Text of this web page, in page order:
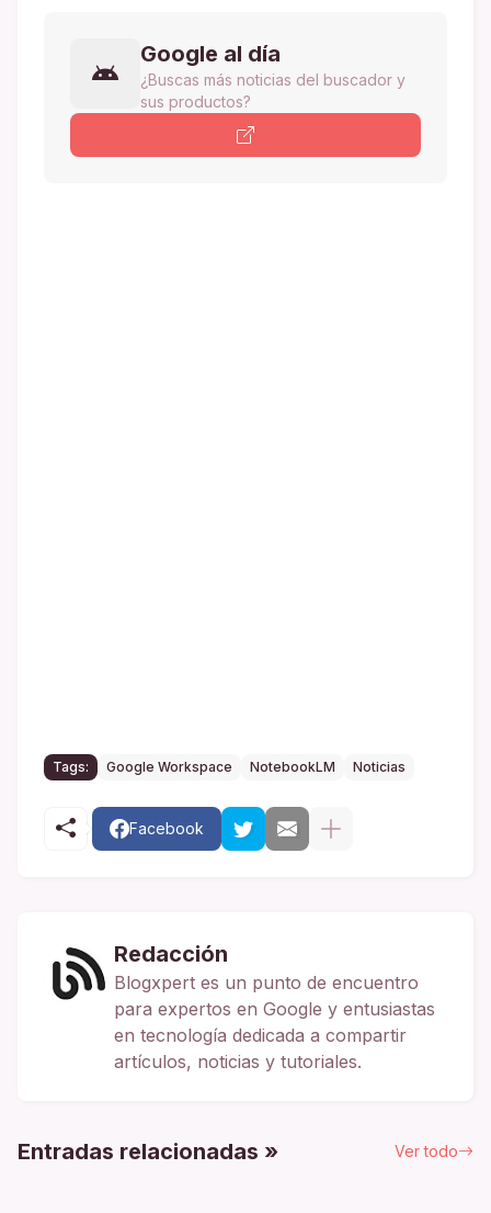
Google al día
¿Buscas más noticias del buscador y
sus productos?
Tags: Google Workspace NotebookLM Noticias
Facebook
Redacción
Blogxpert es un punto de encuentro
para expertos en Google y entusiastas
en tecnología dedicada a compartir
artículos, noticias y tutoriales.
Entradas relacionadas » Ver todo